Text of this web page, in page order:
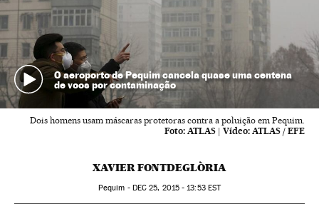
O aeroporto de Pequim cancela quase uma centena
de voos por contaminação
Dois homens usam máscaras protetoras contra a poluição em Pequim.
Foto: ATLAS | Vídeo: ATLAS / EFE
XAVIER FONTDEGLÒRIA
Pequim - DEC 25, 2015 - 13:53EST